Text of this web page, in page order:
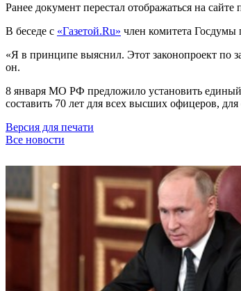
Ранее документ перестал отображаться на сайте
В беседе с «Газетой.Ru» член комитета
«Я в принципе выяснил. Этот законопроект по
он.
8 января МО РФ предложило установить
составить 70 лет для всех высших офицеров,
Версия для печати
Все новости